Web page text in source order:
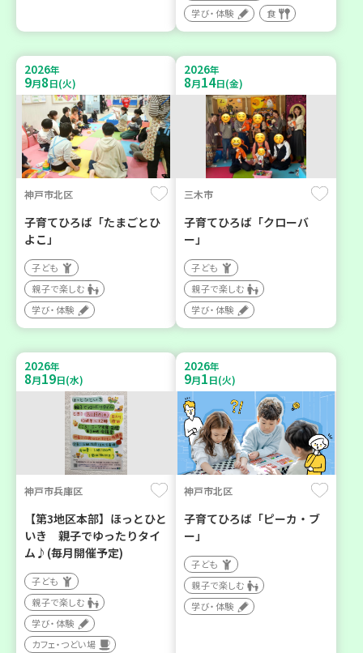
学び・体験
食
2026年
9月8日(火)
神戸市北区
子育てひろば「たまごとひ
よこ」
子ども
親子で楽しむ
学び・体験
2026年
8月14日(金)
三木市
子育てひろば「クローバ
ー」
子ども
親子で楽しむ
学び・体験
2026年
8月19日(水)
神戸市兵庫区
【第3地区本部】ほっとひと
いき 親子でゆったりタイ
ム♪(毎月開催予定)
子ども
親子で楽しむ
学び・体験
カフェ・つどい場
2026年
9月1日(火)
神戸市北区
子育てひろば「ピーカ・ブ
ー」
子ども
親子で楽しむ
学び・体験